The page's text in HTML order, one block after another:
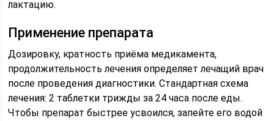
лактацию.
Применение препарата
Дозировку, кратность приёма медикамента,
продолжительность лечения определяет лечащий врач
после проведения диагностики. Стандартная схема
лечения: 2 таблетки трижды за 24 часа после еды.
Чтобы препарат быстрее усвоился, запейте его водой